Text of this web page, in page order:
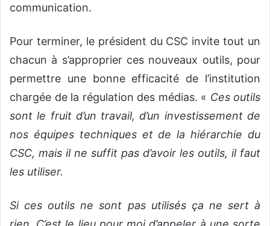
communication.
Pour terminer, le président du CSC invite tout un
chacun à s’approprier ces nouveaux outils, pour
permettre une bonne efficacité de l’institution
chargée de la régulation des médias. « Ces outils
sont le fruit d’un travail, d’un investissement de
nos équipes techniques et de la hiérarchie du
CSC, mais il ne suffit pas d’avoir les outils, il faut
les utiliser.
Si ces outils ne sont pas utilisés ça ne sert à